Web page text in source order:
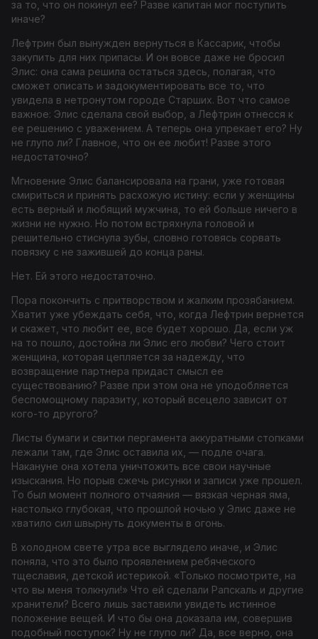
за то, что он покинул ее? Разве капитан мог поступить
иначе?
Лефтрин был вынужден вернуться в Кассарик, чтобы
закупить для них припасы. И он вовсе даже не бросил
Элис: она сама решила остаться здесь, полагая, что
сможет описать и задокументировать все то, что
увидела в нетронутом городе Старших. Вот что самое
важное: Элис сделала свой выбор, а Лефтрин отнесся к
ее решению с уважением. А теперь она упрекает его? Ну
не глупо ли? Главное, что он ее любит! Разве этого
недостаточно?
Мгновение Элис балансировала на грани, уже готовая
смириться и принять расхожую истину: если у женщины
есть верный и любящий мужчина, то ей больше ничего в
жизни не нужно. Но потом встряхнула головой и
решительно стиснула зубы, словно готовясь сорвать
повязку с не зажившей до конца раны.
Нет. Ей этого недостаточно.
Пора покончить с притворством и жалким прозябанием.
Хватит уже убеждать себя, что, когда Лефтрин вернется
и скажет, что любит ее, все будет хорошо. Да, если уж
на то пошло, достойна ли Элис его любви? Чего стоит
женщина, которая цепляется за надежду, что
возвращение партнера придаст смысл ее
существованию? Разве при этом она не уподобляется
беспомощному паразиту, который всецело зависит от
кого-то другого?
Листы бумаги и свитки пергамента аккуратными стопками
лежали там, где Элис оставила их, — подле очага.
Накануне она хотела уничтожить все свои научные
изыскания. Но порыв сжечь рисунки и записи уже прошел.
То был момент полного отчаяния — вязкая черная яма,
настолько глубокая, что прошлой ночью у Элис даже не
хватило сил швырнуть документы в огонь.
В холодном свете утра все выглядело иначе, и Элис
поняла, что это было проявлением ребяческого
тщеславия, детской истерикой. «Только посмотрите, на
что вы меня толкнули!» Что ей сделали Рапскаль и другие
хранители? Всего лишь заставили увидеть истинное
положение вещей. И что бы она доказала им, совершив
подобный поступок? Ну не глупо ли? Да, все верно, она